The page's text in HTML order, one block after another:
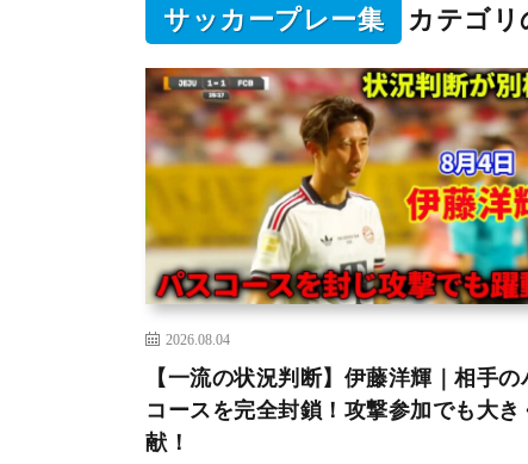
サッカープレー集 カテゴリ
2026.08.04
【一流の状況判断】伊藤洋輝｜相手の
コースを完全封鎖！攻撃参加でも大き
献！